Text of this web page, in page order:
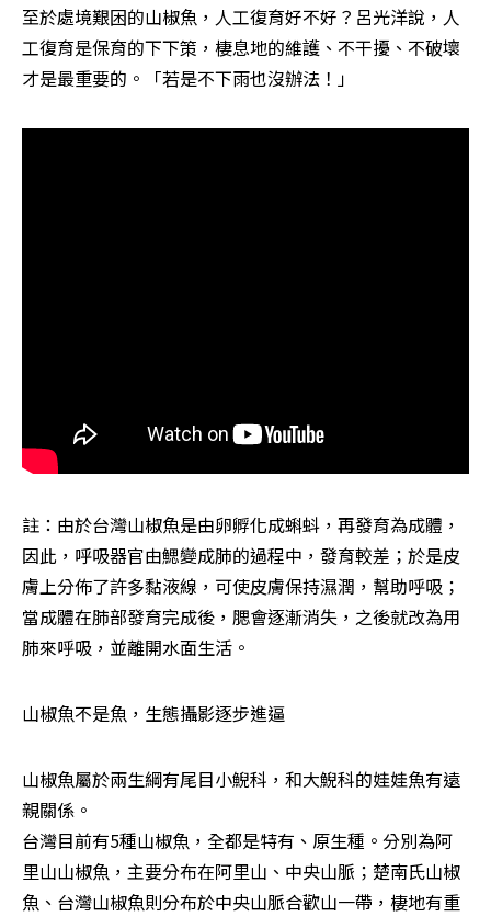
至於處境艱困的山椒魚，人工復育好不好？呂光洋說，人
工復育是保育的下下策，棲息地的維護、不干擾、不破壞
才是最重要的。「若是不下雨也沒辦法！」
註：由於台灣山椒魚是由卵孵化成蝌蚪，再發育為成體，
因此，呼吸器官由鰓變成肺的過程中，發育較差；於是皮
膚上分佈了許多黏液線，可使皮膚保持濕潤，幫助呼吸；
當成體在肺部發育完成後，腮會逐漸消失，之後就改為用
肺來呼吸，並離開水面生活。
山椒魚不是魚，生態攝影逐步進逼
山椒魚屬於兩生綱有尾目小鯢科，和大鯢科的娃娃魚有遠
親關係。
台灣目前有5種山椒魚，全都是特有、原生種。分別為阿
里山山椒魚，主要分布在阿里山、中央山脈；楚南氏山椒
魚、台灣山椒魚則分布於中央山脈合歡山一帶，棲地有重